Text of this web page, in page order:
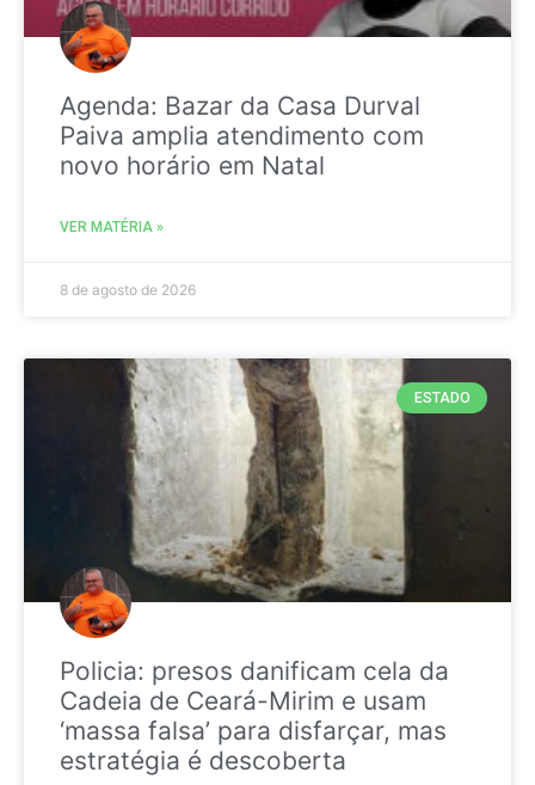
Agenda: Bazar da Casa Durval
Paiva amplia atendimento com
novo horário em Natal
VER MATÉRIA »
8 de agosto de 2026
ESTADO
Policia: presos danificam cela da
Cadeia de Ceará-Mirim e usam
‘massa falsa’ para disfarçar, mas
estratégia é descoberta